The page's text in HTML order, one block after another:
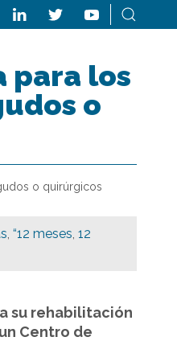
para los
o
o quirúrgicos
,“12 meses,12
su rehabilitación
Centro de